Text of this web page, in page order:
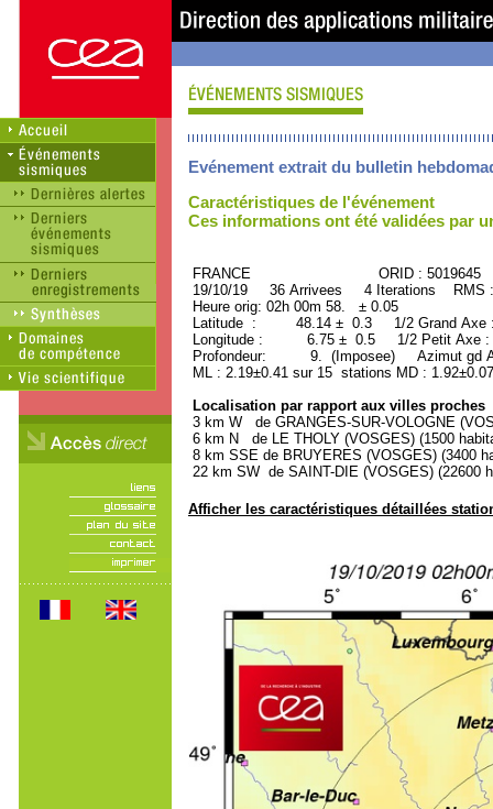
Evénement extrait du bulletin
Caractéristiques de l'événement
Ces informations ont été validées par
FRANCE ORID : 5019645
19/10/19 36 Arrivees 4 Iterations RMS
Heure orig: 02h 00m 58. ± 0.05
Latitude : 48.14 ± 0.3 1/2 Grand
Longitude : 6.75 ± 0.5 1/2 Petit Axe
Profondeur: 9. (Imposee) Azimut gd
ML : 2.19±0.41 sur 15 stations MD :
Localisation par rapport aux villes proches
3 km W de GRANGES-SUR-VOLOGNE
6 km N de LE THOLY (VOSGES) (1500
8 km SSE de BRUYERES (VOSGES) (3400
22 km SW de SAINT-DIE (VOSGES) (22600
Afficher les caractéristiques détaillées